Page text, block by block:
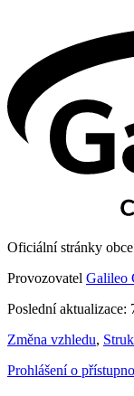
Oficiální stránky
Provozovatel Galileo
Poslední aktualizace:
Změna vzhledu,
Prohlášení o